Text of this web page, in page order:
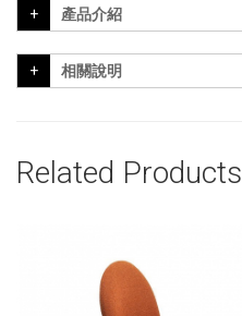
產品介紹
相關說明
Related Products